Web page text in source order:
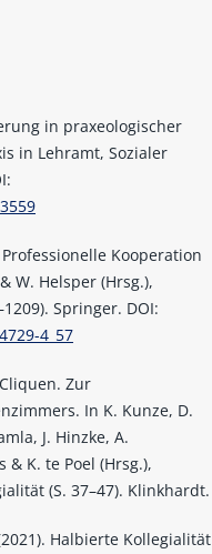
in praxeologischer
in Lehramt, Sozialer
Kooperation
W. Helsper (Hrsg.),
Springer. DOI:
4_57
Zur
In K. Kunze, D.
J. Hinzke, A.
& K. te Poel (Hrsg.),
(S. 37–47). Klinkhardt.
Halbierte Kollegialität